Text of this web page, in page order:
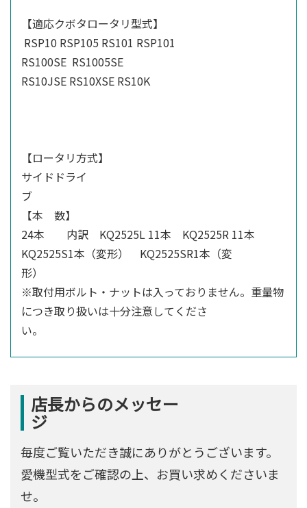
【適応クボタロータリ型式】
RSP10 RSP105 RS101 RSP101
RS100SE RS1005SE
RS10JSE RS10XSE RS10K
【ロータリ方式】
サイドドライ
【本 数】
24本 内訳 KQ2525L 11本 KQ2525R 11本
KQ2525S1本（変形） KQ2525SR1本（変
※取付用ボルト・ナットは入っておりません。重量物
につき取り扱いは十分注意してくださ
店長からのメッセー
毎度ご覧いただき誠にありがとうございます。
愛機型式をご確認の上、お買い求めくださいま
せ。